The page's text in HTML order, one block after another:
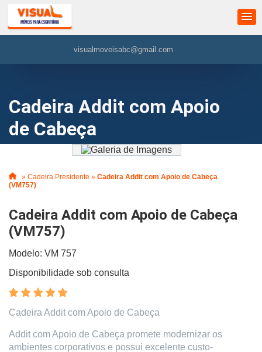
visualmoveisabc@gmail.com
Cadeira Addit com Apoio
de Cabeça
» Cadeira Presidente » Cadeira Addit com Apoio de Cabeça
(VM757)
Cadeira Addit com Apoio de Cabeça
(VM757)
Modelo: VM 757
Disponibilidade sob consulta
Cadeira Addit com Apoio de Cabeça
Addit com Apoio de Cabeça promete modernizar os
ambientes corporativos e possui excelente custo-